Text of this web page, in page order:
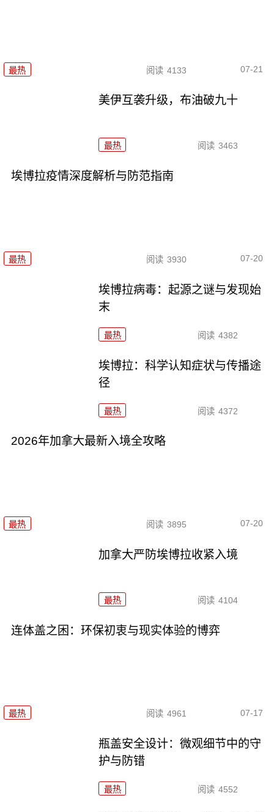
最热 阅读 4133 07-21
美伊互袭升级，布油破九十
最热 阅读 3463
埃博拉疫情深度解析与防范指南
最热 阅读 3930 07-20
埃博拉病毒：起源之谜与发现始
末
最热 阅读 4382
埃博拉：科学认知症状与传播途
径
最热 阅读 4372
2026年加拿大最新入境全攻略
最热 阅读 3895 07-20
加拿大严防埃博拉收紧入境
最热 阅读 4104
连体盖之困：环保初衷与现实体验的博弈
最热 阅读 4961 07-17
瓶盖安全设计：微观细节中的守
护与防错
最热 阅读 4552